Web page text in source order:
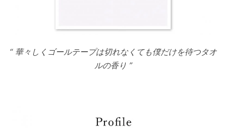
“ 華々しくゴールテープは切れなくても僕だけを待つタオ
ルの香り ”